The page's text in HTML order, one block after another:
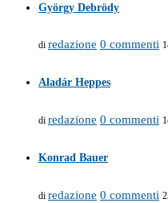
György Debrödy
di redazione 0 commenti
Aladár Heppes
di redazione 0 commenti
Konrad Bauer
di redazione 0 commenti